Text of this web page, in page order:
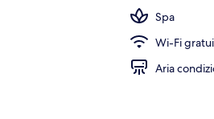
Spa
Wi-Fi
Aria